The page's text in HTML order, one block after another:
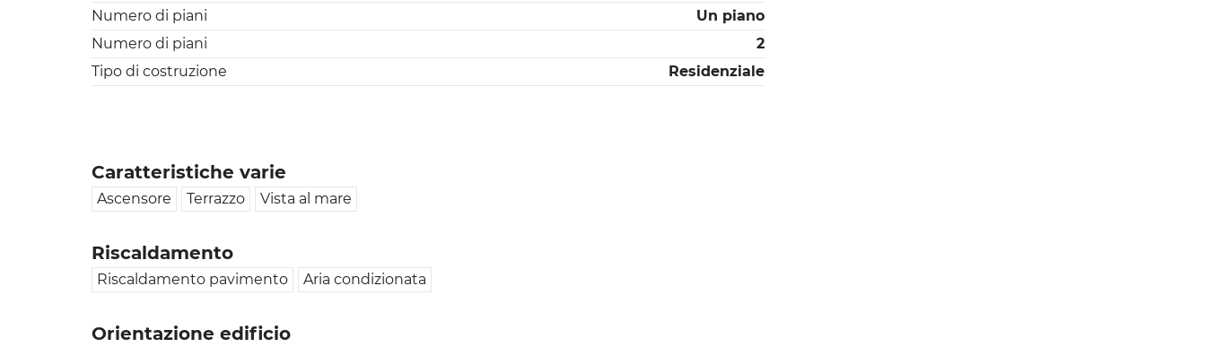
Numero di piani
Un piano
Numero di piani
2
Tipo di costruzione
Residenziale
Caratteristiche varie
Ascensore Terrazzo Vista al mare
Riscaldamento
Riscaldamento pavimento Aria condizionata
Orientazione edificio